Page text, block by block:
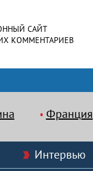
САЙТ
КОММЕНТАРИЕВ
Франция
Интервью